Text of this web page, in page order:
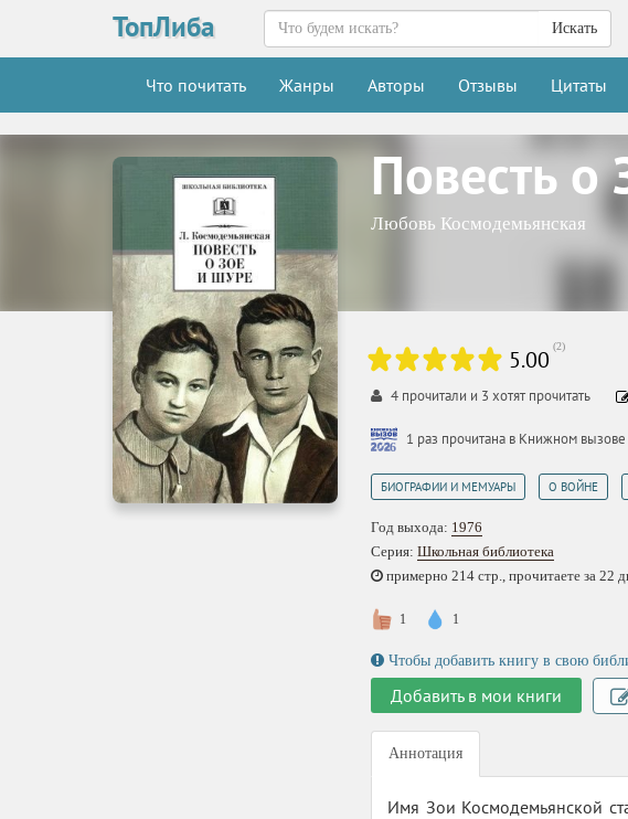
ТопЛиба Искать
Что почитать Жанры Авторы Отзывы Цитаты
Повесть
Любовь Космодемьянская
5.00 (2)
4 прочитали и 3 хотят прочитать
1 раз прочитана в Книжном
БИОГРАФИИ И МЕМУАРЫ О ВОЙНЕ
Год выхода: 1976
Серия: Школьная библиотека
примерно 214 стр., прочитаете за 22
1 1
Чтобы добавить книгу в свою
Добавить в мои книги
Аннотация
Имя Зои Космодемьянской